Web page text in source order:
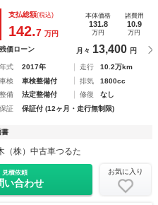
スマートキー イモビラ
アバック オートエアコン
支払総額(税込)
142.7 万円
本体価格
131.8
万円
諸費用
10.9
万円
残価ローン 月々 13,400 円
年式 2017年 走行
10.2万km
車検
車検整備付 排気
1800cc
整備
法定整備付 修復
なし
保証
保証付 (12ヶ月・走行無制限)
書
（株）中古車つるた
見積依頼
い合わせ
お気に入り